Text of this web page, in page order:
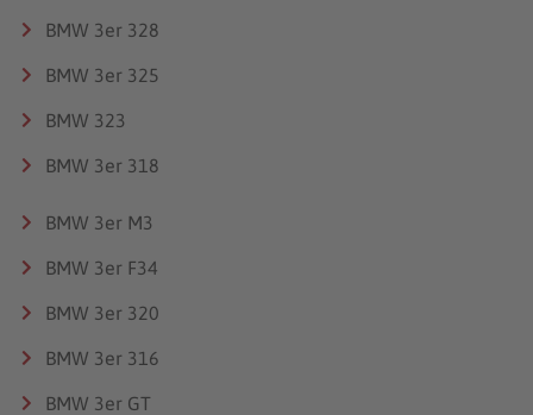
BMW 3er 328
BMW 3er 325
BMW 323
BMW 3er 318
BMW 3er M3
BMW 3er F34
BMW 3er 320
BMW 3er 316
BMW 3er GT